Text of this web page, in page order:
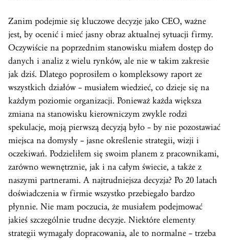
Zanim podejmie się kluczowe decyzje jako CEO, ważne
jest, by ocenić i mieć jasny obraz aktualnej sytuacji firmy.
Oczywiście na poprzednim stanowisku miałem dostęp do
danych i analiz z wielu rynków, ale nie w takim zakresie
jak dziś. Dlatego poprosiłem o kompleksowy raport ze
wszystkich działów – musiałem wiedzieć, co dzieje się na
każdym poziomie organizacji. Ponieważ każda większa
zmiana na stanowisku kierowniczym zwykle rodzi
spekulacje, moją pierwszą decyzją było – by nie pozostawiać
miejsca na domysły – jasne określenie strategii, wizji i
oczekiwań. Podzieliłem się swoim planem z pracownikami,
zarówno wewnętrznie, jak i na całym świecie, a także z
naszymi partnerami. A najtrudniejsza decyzja? Po 20 latach
doświadczenia w firmie wszystko przebiegało bardzo
płynnie. Nie mam poczucia, że musiałem podejmować
jakieś szczególnie trudne decyzje. Niektóre elementy
strategii wymagały dopracowania, ale to normalne – trzeba